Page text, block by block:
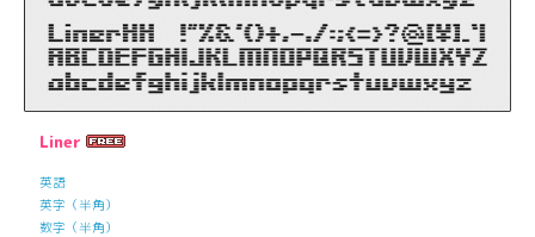
Liner
英語
英字（半角）
数字（半角）